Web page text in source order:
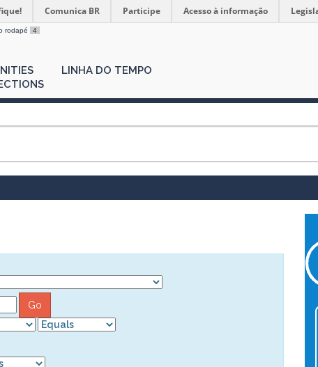
Comunica BR Participe Acesso à informação
rodapé 4
LINHA DO TEMPO